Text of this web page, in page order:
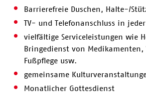
Barrierefreie Duschen, Halte-/
TV- und Telefonanschluss in
vielfältige Serviceleistungen wie
Bringedienst von Medikamenten,
Fußpflege usw.
gemeinsame
Monatlicher Gottesdienst